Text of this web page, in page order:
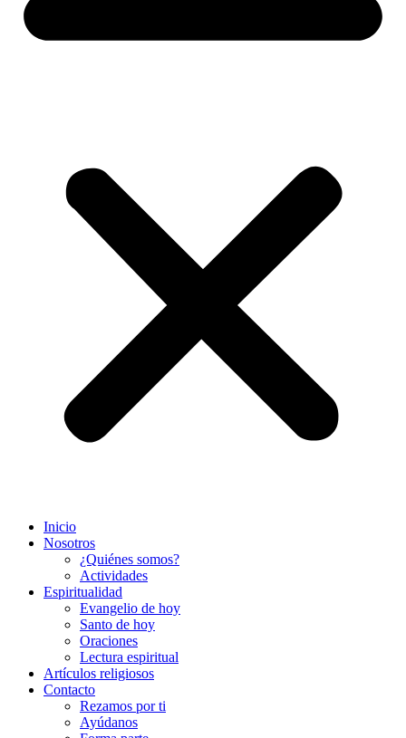
Inicio
Nosotros
¿Quiénes somos?
Actividades
Espiritualidad
Evangelio de hoy
Santo de hoy
Oraciones
Lectura espiritual
Artículos religiosos
Contacto
Rezamos por ti
Ayúdanos